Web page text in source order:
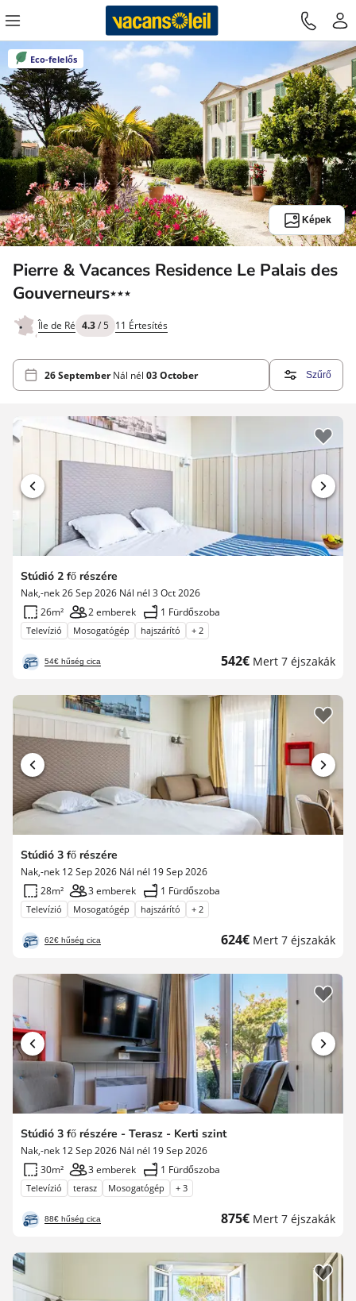
Képek
Eco-felelős
Pierre & Vacances Residence Le Palais des
Gouverneurs3
Csillagok
★★★
Île de Ré 4.3/ 5 11 Értesítés
26 SeptemberNál nél 03 October Szűrő
Stúdió 2 fő részére
Nak,-nek 26 Sep 2026 Nál nél 3 Oct 2026
26m²
2 emberek 1 Fürdőszoba
Televízió Mosogatógép hajszárító + 2
54€ hűség cica
Új
542€ Mert 7 éjszakák
Stúdió 3 fő részére
Nak,-nek 12 Sep 2026 Nál nél 19 Sep 2026
28m²
3 emberek 1 Fürdőszoba
Televízió Mosogatógép hajszárító + 2
62€ hűség cica
Új
624€ Mert 7 éjszakák
Stúdió 3 fő részére - Terasz - Kerti szint
Nak,-nek 12 Sep 2026 Nál nél 19 Sep 2026
30m²
3 emberek 1 Fürdőszoba
Televízió terasz Mosogatógép + 3
88€ hűség cica
Új
875€ Mert 7 éjszakák